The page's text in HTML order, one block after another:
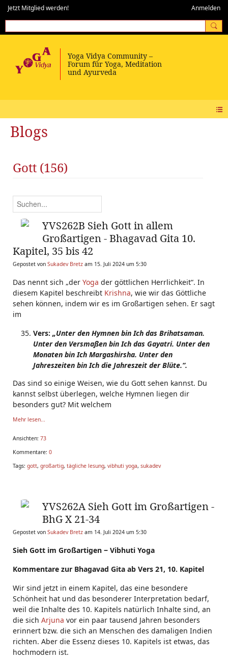
Jetzt Mitglied werden! Anmelden
Blogs
Gott (156)
YVS262B Sieh Gott in allem
Großartigen - Bhagavad Gita 10.
Kapitel, 35 bis 42
Gepostet von Sukadev Bretz am 15. Juli 2024 um 5:30
Das nennt sich „der Yoga der göttlichen Herrlichkeit“. In
diesem Kapitel beschreibt Krishna, wie wir das Göttliche
sehen können, indem wir es im Großartigen sehen. Er sagt
im
Vers: „Unter den Hymnen bin Ich das Brihatsaman.
Unter den Versmaßen bin Ich das Gayatri. Unter den
Monaten bin Ich Margashirsha. Unter den
Jahreszeiten bin Ich die Jahreszeit der Blüte.“.
Das sind so einige Weisen, wie du Gott sehen kannst. Du
kannst selbst überlegen, welche Hymnen liegen dir
besonders gut? Mit welchem
Mehr lesen...
Ansichten: 73
Kommentare: 0
Tags: gott, großartig, tägliche lesung, vibhuti yoga, sukadev
YVS262A Sieh Gott im Großartigen -
BhG X 21-34
Gepostet von Sukadev Bretz am 14. Juli 2024 um 5:30
Sieh Gott im Großartigen ‒ Vibhuti Yoga
Kommentare zur Bhagavad Gita ab Vers 21, 10. Kapitel
Wir sind jetzt in einem Kapitel, das eine besondere
Schönheit hat und das besonderer Interpretation bedarf,
weil die Inhalte des 10. Kapitels natürlich Inhalte sind, an
die sich Arjuna vor ein paar tausend Jahren besonders
erinnert bzw. die sich an Menschen des damaligen Indien
richten. Aber die Essenz dieses 10. Kapitels ist etwas, das
hochmodern ist.